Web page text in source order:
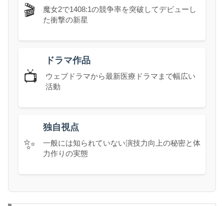
🎬
魔女2で1408:1の競争率を突破してデビューし
た衝撃の新星
📺
ドラマ作品
ウェブドラマから最新医療ドラマまで幅広い
活動
✨
独自視点
一般には知られていない演技力向上の秘密と体
力作りの実態